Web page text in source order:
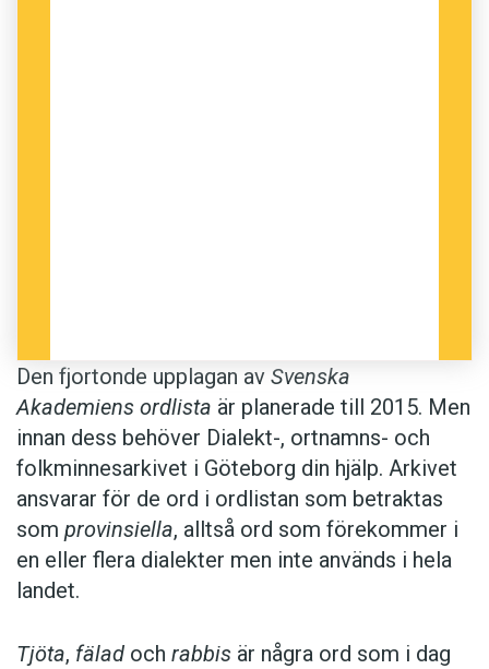
Den fjortonde upplagan av Svenska
Akademiens ordlista är planerade till 2015. Men
innan dess behöver Dialekt-, ortnamns- och
folkminnesarkivet i Göteborg din hjälp. Arkivet
ansvarar för de ord i ordlistan som betraktas
som provinsiella, alltså ord som förekommer i
en eller flera dialekter men inte används i hela
landet.
Tjöta, fälad och rabbis är några ord som i dag